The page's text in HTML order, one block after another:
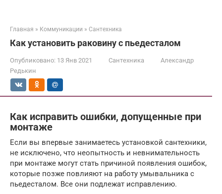
Главная » Коммуникации » Сантехника
Как установить раковину с пьедесталом
Опубликовано: 13 Янв 2021 Сантехника
Александр
Редькин
Как исправить ошибки, допущенные при
монтаже
Если вы впервые занимаетесь установкой сантехники,
не исключено, что неопытность и невнимательность
при монтаже могут стать причиной появления ошибок,
которые позже повлияют на работу умывальника с
пьедесталом. Все они подлежат исправлению.